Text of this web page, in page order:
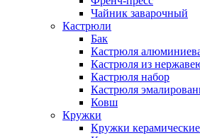
Чайник заварочный
Кастрюли
Бак
Кастрюля
Кастрюля из
Кастрюля набор
Кастрюля
Ковш
Кружки
Кружки керамические